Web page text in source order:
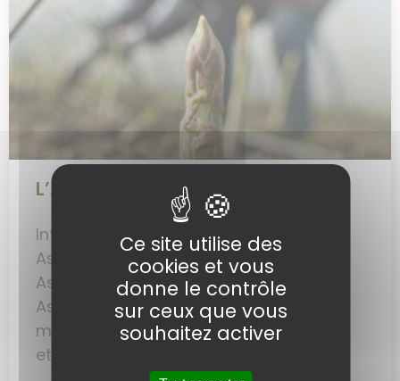
L’Asperge
Informations généralesNom latin :
Asparagus officinalisNom botanique :
Asperge, le balai de l’intestinFamille :
AsparagacéesOrigine : Bassin
méditerranéen Nous sommes fin mars
et la saison
Ce site utilise des
cookies et vous
donne le contrôle
sur ceux que vous
souhaitez activer